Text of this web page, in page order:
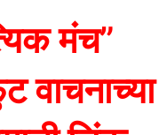
मंच”
वाचनाच्या